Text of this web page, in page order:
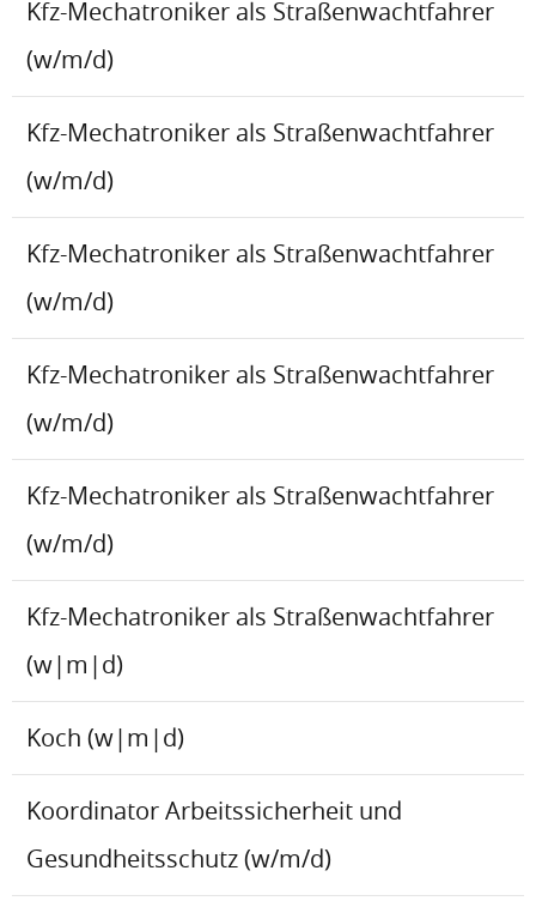
Kfz-Mechatroniker als Straßenwachtfahrer
(w/m/d)
Kfz-Mechatroniker als Straßenwachtfahrer
(w/m/d)
Kfz-Mechatroniker als Straßenwachtfahrer
(w/m/d)
Kfz-Mechatroniker als Straßenwachtfahrer
(w/m/d)
Kfz-Mechatroniker als Straßenwachtfahrer
(w/m/d)
Kfz-Mechatroniker als Straßenwachtfahrer
(w|m|d)
Koch (w|m|d)
Koordinator Arbeitssicherheit und
Gesundheitsschutz (w/m/d)